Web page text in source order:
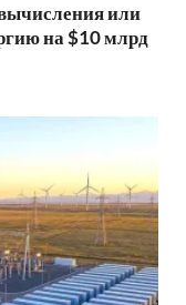
или
на $10 млрд